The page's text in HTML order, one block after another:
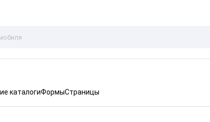
каталогиФормыСтраницы